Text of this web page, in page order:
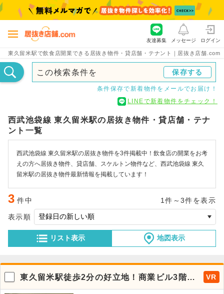
東久留米駅で飲食店開業できる居抜き物件・貸店舗・テナント｜居抜き店舗.com
友達募集 メッセージ ログイン
この検索条件を 保存する
条件保存で新着物件をメールでお届け！
LINEで新着物件をチェック！
西武池袋線 東久留米駅の居抜き物件・貸店舗・テナ
ント一覧
西武池袋線 東久留米駅の居抜き物件を3件掲載中！飲食店の開業をお考
えの方へ居抜き物件、貸店舗、スケルトン物件など、西武池袋線 東久
留米駅の居抜き物件最新情報を掲載しています！
3 件中 1件～3件を表示
リスト表示 地図表示
表示順
東久留米駅徒歩2分の好立地！商業ビル3階店
舗
VR